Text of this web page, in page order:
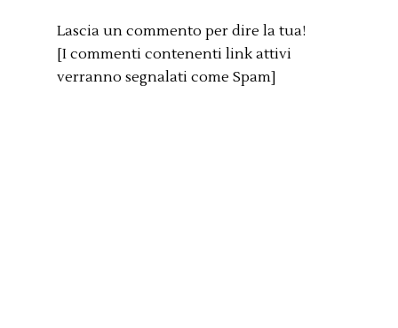
Lascia un commento per dire la tua!
[I commenti contenenti link attivi
verranno segnalati come Spam]